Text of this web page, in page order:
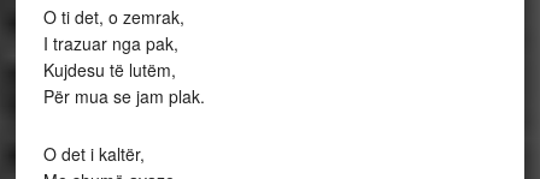
O ti det, o zemrak,
I trazuar nga pak,
Kujdesu të lutëm,
Për mua se jam plak.
O det i kaltër,